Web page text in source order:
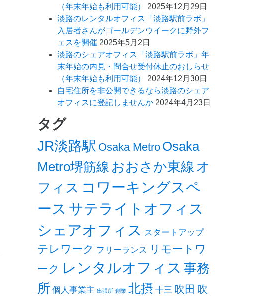
（年末年始も利用可能）
2025年12月29日
淡路のレンタルオフィス「淡路駅前ラボ」
入居者さんがゴールデンウイークに野外フ
ェスを開催 2025年5月2日
淡路のシェアオフィス「淡路駅前ラボ」年
末年始の内見・問合せ受付休止のおしらせ
（年末年始も利用可能）
2024年12月30日
自宅住所を非公開できるなら淡路のシェア
オフィスに登記しませんか 2024年4月23日
タグ
JR淡路駅 Osaka Metro Osaka
Metro堺筋線 おおさか東線 オ
フィス コワーキングスペ
ース サテライトオフィス
シェアオフィス スタートアップ
テレワーク フリーランス リモートワ
ーク レンタルオフィス 事務
所 個人事業主 出張所 創業 北摂 十三 吹田 吹